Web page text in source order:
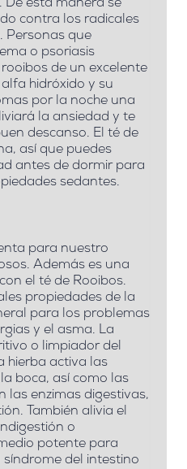
De esta manera se
contra los radicales
Personas que
o psoriasis
de un excelente
hidróxido y su
por la noche una
la ansiedad y te
descanso. El té de
así que puedes
antes de dormir para
sedantes.
para nuestro
Además es una
el té de Rooibos.
propiedades de la
para los problemas
y el asma. La
o limpiador del
hierba activa las
boca, así como las
las enzimas digestivas,
También alivia el
o
potente para
del intestino